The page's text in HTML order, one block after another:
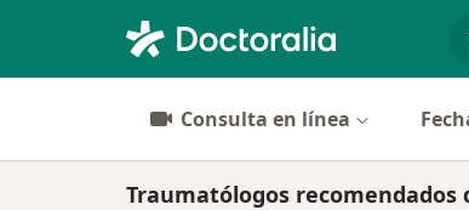
Consulta en línea
Traumatólogos recomendados